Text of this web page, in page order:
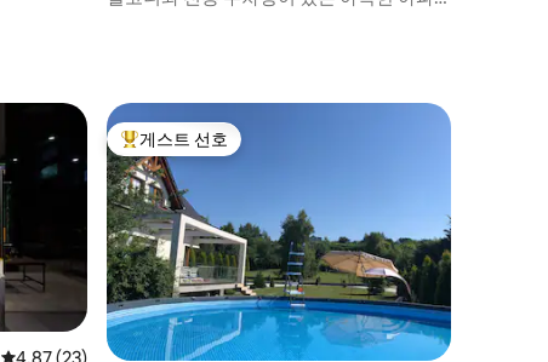
상위 게스트 선호
게스트 선호